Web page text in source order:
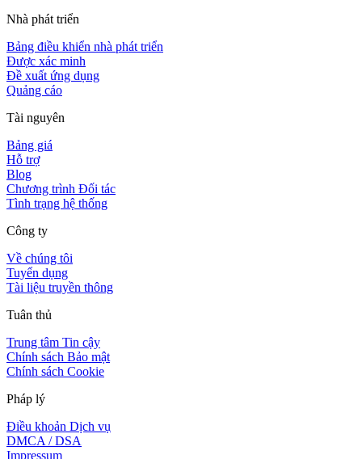
Nhà phát triển
Bảng điều khiển nhà phát triển
Được xác minh
Đề xuất ứng dụng
Quảng cáo
Tài nguyên
Bảng giá
Hỗ trợ
Blog
Chương trình Đối tác
Tình trạng hệ thống
Công ty
Về chúng tôi
Tuyển dụng
Tài liệu truyền thông
Tuân thủ
Trung tâm Tin cậy
Chính sách Bảo mật
Chính sách Cookie
Pháp lý
Điều khoản Dịch vụ
DMCA / DSA
Impressum